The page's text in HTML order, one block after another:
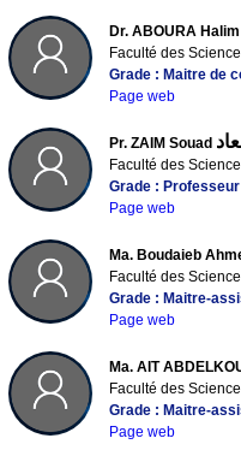
Dr. ABOURA Halim
Faculté des
Grade : Maitre de
Page web
Pr. ZAIM Souad
Faculté des
Grade : Professeur
Page web
Ma. Boudaieb
Faculté des
Grade : Maitre-
Page web
Ma. AIT
Faculté des
Grade : Maitre-
Page web